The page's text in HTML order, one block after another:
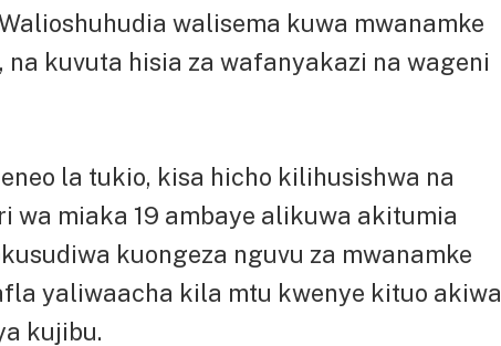
walisema kuwa mwanamke
kuvuta hisia za wafanyakazi na wageni
la tukio, kisa hicho kilihusishwa na
wa miaka 19 ambaye alikuwa akitumia
kuongeza nguvu za mwanamke
yaliwaacha kila mtu kwenye kituo akiwa
kujibu.